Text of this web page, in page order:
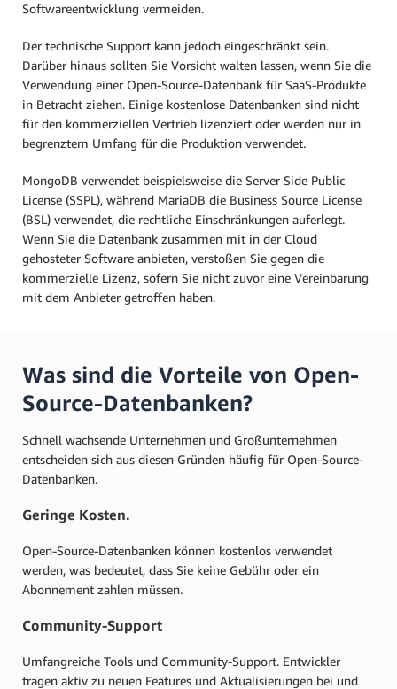
Softwareentwicklung vermeiden.
Der technische Support kann jedoch eingeschränkt sein.
Darüber hinaus sollten Sie Vorsicht walten lassen, wenn Sie die
Verwendung einer Open-Source-Datenbank für SaaS-Produkte
in Betracht ziehen. Einige kostenlose Datenbanken sind nicht
für den kommerziellen Vertrieb lizenziert oder werden nur in
begrenztem Umfang für die Produktion verwendet.
MongoDB verwendet beispielsweise die Server Side Public
License (SSPL), während MariaDB die Business Source License
(BSL) verwendet, die rechtliche Einschränkungen auferlegt.
Wenn Sie die Datenbank zusammen mit in der Cloud
gehosteter Software anbieten, verstoßen Sie gegen die
kommerzielle Lizenz, sofern Sie nicht zuvor eine Vereinbarung
mit dem Anbieter getroffen haben.
Was sind die Vorteile von Open-
Source-Datenbanken?
Schnell wachsende Unternehmen und Großunternehmen
entscheiden sich aus diesen Gründen häufig für Open-Source-
Datenbanken.
Geringe Kosten.
Open-Source-Datenbanken können kostenlos verwendet
werden, was bedeutet, dass Sie keine Gebühr oder ein
Abonnement zahlen müssen.
Community-Support
Umfangreiche Tools und Community-Support. Entwickler
tragen aktiv zu neuen Features und Aktualisierungen bei und